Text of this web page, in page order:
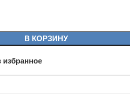
В КОРЗИНУ
избранное